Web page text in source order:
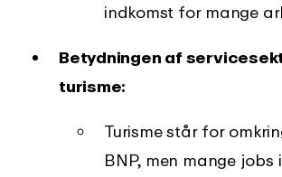
indkomst for mange
Betydningen af
turisme:
Turisme står for
BNP, men mange jobs